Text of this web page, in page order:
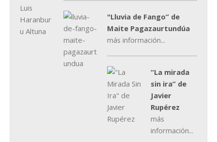
"Lluvia de Fango” de
Maite Pagazaurtundúa
más información...
“La mirada
sin ira” de
Javier
Rupérez
más
información...